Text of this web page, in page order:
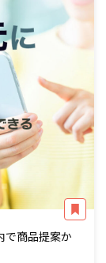
で商品提案か